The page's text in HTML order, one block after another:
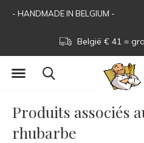
België € 41 =
- HANDMADE IN BELGIUM -
Produits associés
rhubarbe